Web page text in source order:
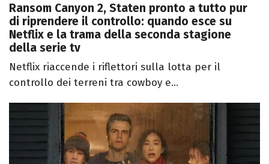
Ransom Canyon 2, Staten pronto a tutto pur
di riprendere il controllo: quando esce su
Netflix e la trama della seconda stagione
della serie tv
Netflix riaccende i riflettori sulla lotta per il
controllo dei terreni tra cowboy e...